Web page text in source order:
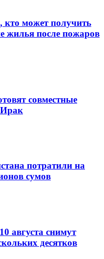
кто может получить
жилья после пожаров
совместные
потратили на
сумов
августа снимут
десятков